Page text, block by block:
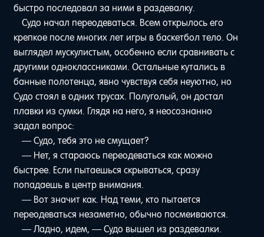
быстро последовал за ними в раздевалку.
Судо начал переодеваться. Всем открылось его
крепкое после многих лет игры в баскетбол тело. Он
выглядел мускулистым, особенно если сравнивать с
другими одноклассниками. Остальные кутались в
банные полотенца, явно чувствуя себя неуютно, но
Судо стоял в одних трусах. Полуголый, он достал
плавки из сумки. Глядя на него, я неосознанно
задал вопрос:
— Судо, тебя это не смущает?
— Нет, я стараюсь переодеваться как можно
быстрее. Если пытаешься скрываться, сразу
попадаешь в центр внимания.
— Вот значит как. Над теми, кто пытается
переодеваться незаметно, обычно посмеиваются.
— Ладно, идем, — Судо вышел из раздевалки.